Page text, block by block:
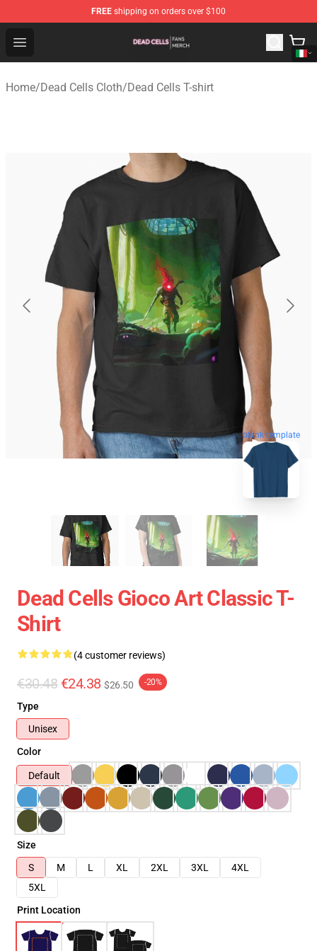
FREE shipping on orders over $100
Open menu
Dead Cells Shop - Official Dead Cells Merchandise Store
Home/Dead Cells Cloth/Dead Cells T-shirt
blank template
Dead Cells Gioco Art Classic T-
Shirt
(4 customer reviews)
€30.48 €24.38 $26.50 -20%
Type
Unisex
Color
Default
Size
S
M L XL 2XL 3XL
4XL
5XL
Print Location